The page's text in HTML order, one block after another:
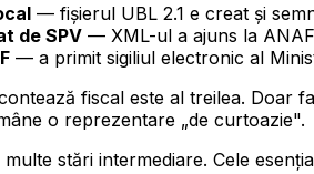
— fișierul UBL 2.1 e creat și
de SPV — XML-ul a ajuns la
— a primit sigiliul electronic al
fiscal este al treilea. Doar
o reprezentare „de curtoazie".
stări intermediare. Cele